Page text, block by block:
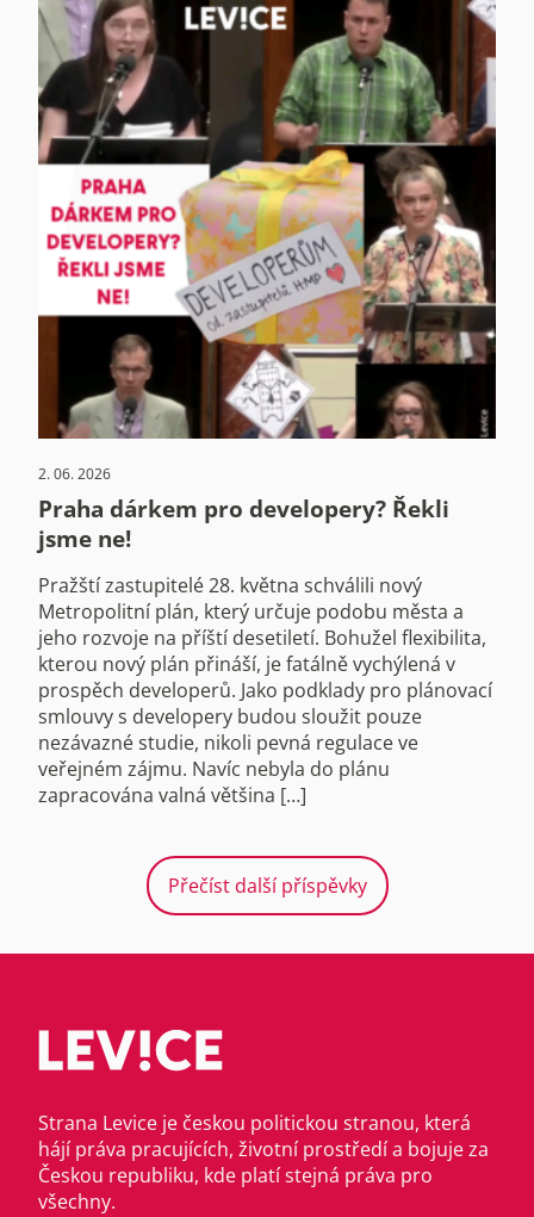
2. 06. 2026
Praha dárkem pro developery? Řekli
jsme ne!
Pražští zastupitelé 28. května schválili nový
Metropolitní plán, který určuje podobu města a
jeho rozvoje na příští desetiletí. Bohužel flexibilita,
kterou nový plán přináší, je fatálně vychýlená v
prospěch developerů. Jako podklady pro plánovací
smlouvy s developery budou sloužit pouze
nezávazné studie, nikoli pevná regulace ve
veřejném zájmu. Navíc nebyla do plánu
zapracována valná většina […]
Přečíst další příspěvky
Strana Levice je českou politickou stranou, která
hájí práva pracujících, životní prostředí a bojuje za
Českou republiku, kde platí stejná práva pro
všechny.